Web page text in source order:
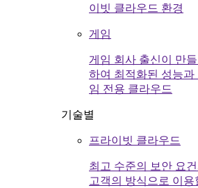
이빗 클라우드 환경
게임
게임 회사 출신이 만
하여 최적화된 성능과
임 전용 클라우드
기술별
프라이빗 클라우드
최고 수준의 보안 요
고객의 방식으로 이